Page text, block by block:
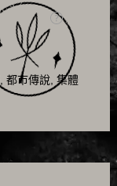
都市傳說, 集體